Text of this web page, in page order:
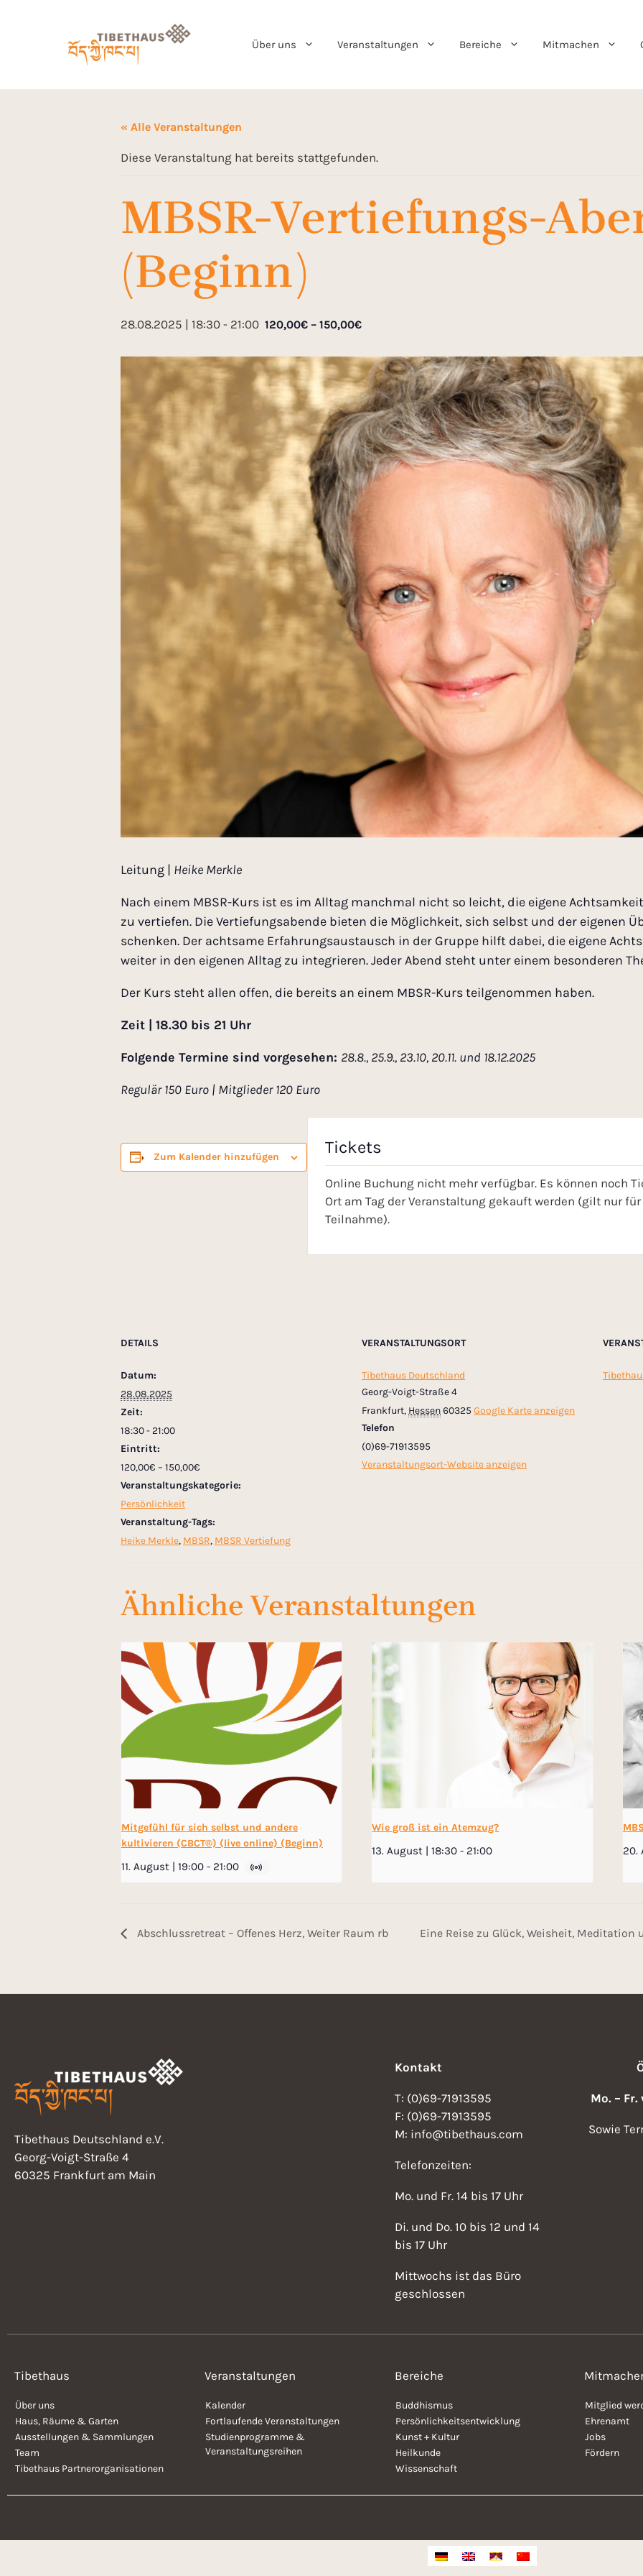
Über uns Veranstaltungen Bereiche Mitmachen
« Alle Veranstaltungen
Diese Veranstaltung hat bereits stattgefunden.
MBSR-Vertiefungs-
(Beginn)
28.08.2025 | 18:30 - 21:00 120,00€ – 150,00€
Leitung | Heike Merkle
Nach einem MBSR-Kurs ist es im Alltag manchmal nicht so leicht, die eigene
zu vertiefen. Die Vertiefungsabende bieten die Möglichkeit, sich selbst und der eigenen
schenken. Der achtsame Erfahrungsaustausch in der Gruppe hilft dabei, die eigene
weiter in den eigenen Alltag zu integrieren. Jeder Abend steht unter einem besonderen
Der Kurs steht allen offen, die bereits an einem MBSR-Kurs teilgenommen haben.
Zeit | 18.30 bis 21 Uhr
Folgende Termine sind vorgesehen: 28.8., 25.9., 23.10, 20.11. und 18.12.2025
Regulär 150 Euro | Mitglieder 120 Euro
Zum Kalender hinzufügen
DETAILS
Datum:
28.08.2025
Zeit:
18:30 - 21:00
Eintritt:
120,00€ – 150,00€
Veranstaltungskategorie:
Persönlichkeit
Veranstaltung-Tags:
Heike Merkle, MBSR, MBSR Vertiefung
VERANSTALTUNGSORT
Tibethaus Deutschland
Georg-Voigt-Straße 4
Frankfurt,Hessen60325 Google Karte anzeigen
Telefon
(0)69-71913595
Veranstaltungsort-Website anzeigen
Tickets
Online Buchung nicht mehr verfügbar. Es können noch
Ort am Tag der Veranstaltung gekauft werden (gilt nur für
Teilnahme).
Ähnliche Veranstaltungen
Mitgefühl für sich selbst und andere
kultivieren (CBCT®) (live online) (Beginn)
11. August | 19:00 - 21:00
Wie groß ist ein Atemzug?
13. August | 18:30 - 21:00 20.
Abschlussretreat – Offenes Herz, Weiter Raum rb Eine Reise zu Glück, Weisheit,
Tibethaus Deutschland e.V.
Georg-Voigt-Straße 4
60325 Frankfurt am Main
Kontakt
T: (0)69-71913595
F: (0)69-71913595
M: info@tibethaus.com
Telefonzeiten:
Mo. und Fr. 14 bis 17 Uhr
Di. und Do. 10 bis 12 und 14
bis 17 Uhr
Mittwochs ist das Büro
geschlossen
Mo. –
Sowie
Tibethaus
Über uns
Haus, Räume & Garten
Ausstellungen & Sammlungen
Team
Tibethaus Partnerorganisationen
Veranstaltungen
Kalender
Fortlaufende Veranstaltungen
Studienprogramme &
Veranstaltungsreihen
Bereiche
Buddhismus
Persönlichkeitsentwicklung
Kunst + Kultur
Heilkunde
Wissenschaft
Mitglied
Ehrenamt
Jobs
Fördern